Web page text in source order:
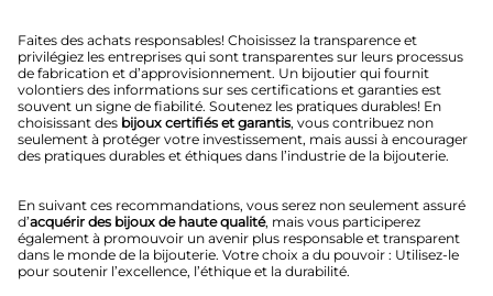
Faites des achats responsables! Choisissez la transparence et
privilégiez les entreprises qui sont transparentes sur leurs processus
de fabrication et d’approvisionnement. Un bijoutier qui fournit
volontiers des informations sur ses certifications et garanties est
souvent un signe de fiabilité. Soutenez les pratiques durables! En
choisissant des bijoux certifiés et garantis, vous contribuez non
seulement à protéger votre investissement, mais aussi à encourager
des pratiques durables et éthiques dans l’industrie de la bijouterie.
En suivant ces recommandations, vous serez non seulement assuré
d’acquérir des bijoux de haute qualité, mais vous participerez
également à promouvoir un avenir plus responsable et transparent
dans le monde de la bijouterie. Votre choix a du pouvoir : Utilisez-le
pour soutenir l’excellence, l’éthique et la durabilité.